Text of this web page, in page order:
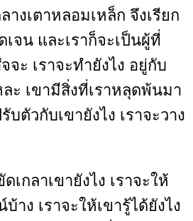
งเตาหลอมเหล็ก จึงเรียก
จน และเราก็จะเป็นผู้ที่
ะ เราจะทำยังไง อยู่กับ
ะ เขามีสิ่งที่เราหลุดพ้นมา
บตัวกับเขายังไง เราจะวาง
เกลาเขายังไง เราจะให้
าง เราจะให้เขารู้ได้ยังไง